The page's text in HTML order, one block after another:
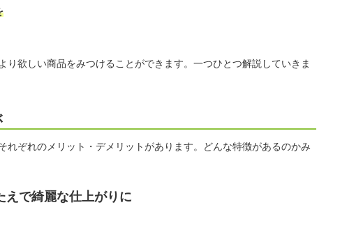
り欲しい商品をみつけることができます。一つひとつ解説していきま
れぞれのメリット・デメリットがあります。どんな特徴があるのかみ
えで綺麗な仕上がりに